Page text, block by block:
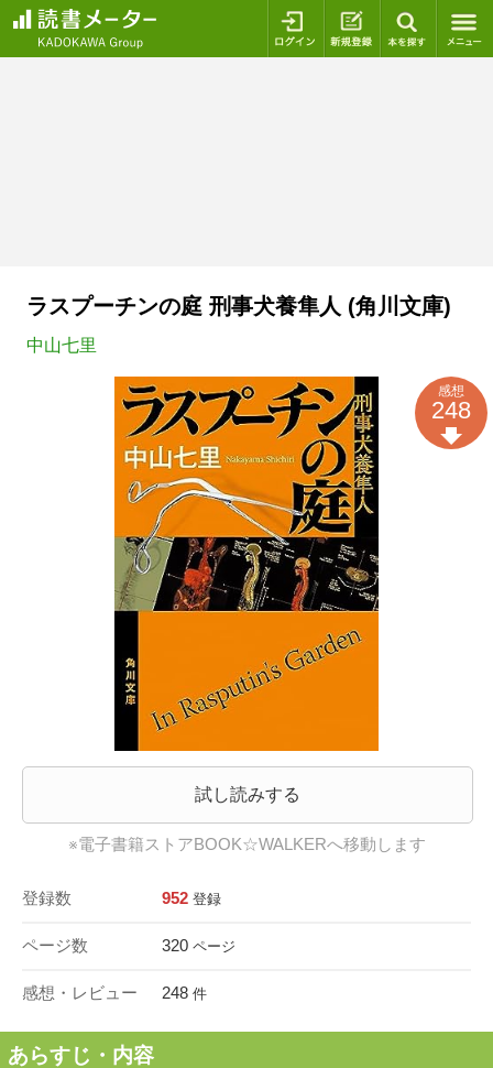
ログイン 新規登録
ラスプーチンの庭 刑事犬養隼人 (角川文庫)
中山七里
試し読みする
※電子書籍ストアBOOK☆WALKERへ移動します
登録数 952 登録
ページ数 320 ページ
感想・レビュー 248 件
感想
248
あらすじ・内容